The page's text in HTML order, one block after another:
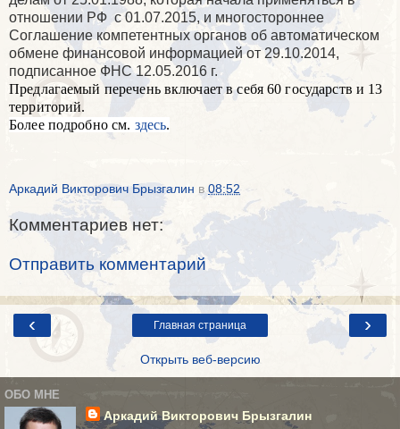
отношении РФ с 01.07.2015, и многостороннее
Соглашение компетентных органов об автоматическом
обмене финансовой информацией от 29.10.2014,
подписанное ФНС 12.05.2016 г.
Предлагаемый перечень включает в себя 60 государств и 13
территорий.
Более подробно см. здесь.
Аркадий Викторович Брызгалин в 08:52
Комментариев нет:
Отправить комментарий
‹ ›
Главная страница
Открыть веб-версию
ОБО МНЕ
Аркадий Викторович Брызгалин